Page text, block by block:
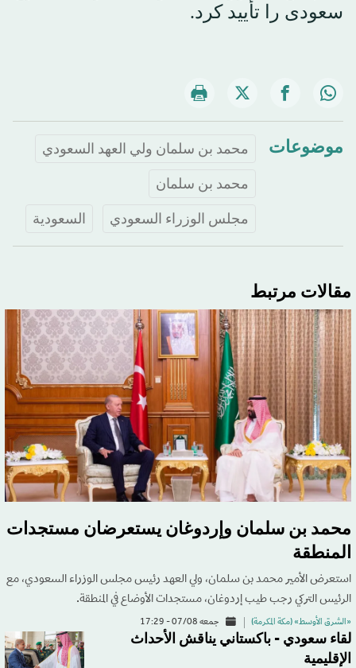
سعودی را تأیید کرد.
موضوعات
محمد بن سلمان ولي العهد السعودي
محمد بن سلمان
مجلس الوزراء السعودي
السعودية
مقالات مرتبط
محمد بن سلمان وإردوغان يستعرضان مستجدات
المنطقة
استعرض الأمير محمد بن سلمان، ولي العهد رئيس مجلس الوزراء السعودي، مع
الرئيس التركي رجب طيب إردوغان، مستجدات الأوضاع في المنطقة.
«الشرق الأوسط» (مكة المكرمة) جمعه 07/08 - 17:29
لقاء سعودي - باكستاني يناقش الأحداث
الإقليمية